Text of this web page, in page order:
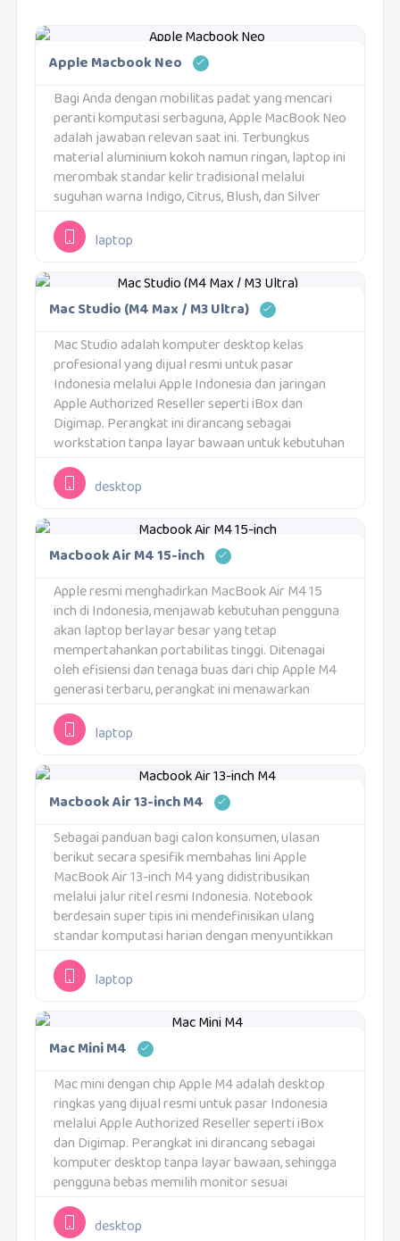
Apple Macbook Neo
Bagi Anda dengan mobilitas padat yang mencari
peranti komputasi serbaguna, Apple MacBook Neo
adalah jawaban relevan saat ini. Terbungkus
material aluminium kokoh namun ringan, laptop ini
merombak standar kelir tradisional melalui
suguhan warna Indigo, Citrus, Blush, dan Silver
yang atraktif. Integrasi visualnya makin kental
berkat tuts keyboard yang memiliki nuansa...
laptop
Mac Studio (M4 Max / M3 Ultra)
Mac Studio adalah komputer desktop kelas
profesional yang dijual resmi untuk pasar
Indonesia melalui Apple Indonesia dan jaringan
Apple Authorized Reseller seperti iBox dan
Digimap. Perangkat ini dirancang sebagai
workstation tanpa layar bawaan untuk kebutuhan
komputasi intensif. Mac Studio ditujukan bagi
pengguna yang membutuhkan performa tinggi,
konektivitas luas, dan stabilitas...
desktop
Macbook Air M4 15-inch
Apple resmi menghadirkan MacBook Air M4 15
inch di Indonesia, menjawab kebutuhan pengguna
akan laptop berlayar besar yang tetap
mempertahankan portabilitas tinggi. Ditenagai
oleh efisiensi dan tenaga buas dari chip Apple M4
generasi terbaru, perangkat ini menawarkan
lompatan performa signifikan untuk multitasking
dan produktivitas harian tanpa mengorbankan
daya tahan baterai....
laptop
Macbook Air 13-inch M4
Sebagai panduan bagi calon konsumen, ulasan
berikut secara spesifik membahas lini Apple
MacBook Air 13-inch M4 yang didistribusikan
melalui jalur ritel resmi Indonesia. Notebook
berdesain super tipis ini mendefinisikan ulang
standar komputasi harian dengan menyuntikkan
performa gahar ke dalam sasis yang ringan. Bagi
Anda yang mendambakan perpaduan sempurna
antara kepraktisan...
laptop
Mac Mini M4
Mac mini dengan chip Apple M4 adalah desktop
ringkas yang dijual resmi untuk pasar Indonesia
melalui Apple Authorized Reseller seperti iBox
dan Digimap. Perangkat ini dirancang sebagai
komputer desktop tanpa layar bawaan, sehingga
pengguna bebas memilih monitor sesuai
kebutuhan. Ukurannya yang kecil membuat Mac
mini mudah ditempatkan di meja kerja,...
desktop